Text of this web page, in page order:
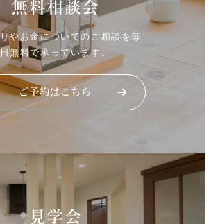
無料相談会
やお金についてのご相談を毎
日無料で承っています。
見学会